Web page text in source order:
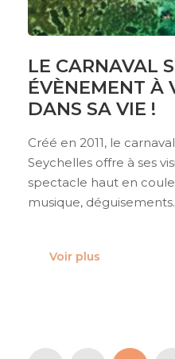
LE CARNAVAL
ÉVÈNEMENT À
DANS SA VIE !
Créé en 2011, le
Seychelles offre à ses
spectacle haut en
musique,
Voir plus